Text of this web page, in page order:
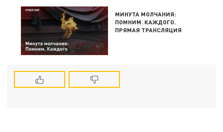
МИНУТА МОЛЧАНИЯ:
ПОМНИМ. КАЖДОГО.
ПРЯМАЯ ТРАНСЛЯЦИЯ